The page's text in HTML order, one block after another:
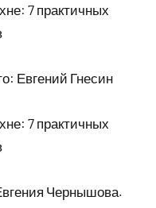
Евгений Гнесин
Чернышова.